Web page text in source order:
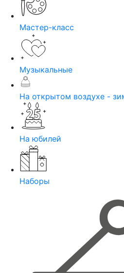
Мастер-класс
Музыкальные
На открытом воздухе -
На юбилей
Наборы